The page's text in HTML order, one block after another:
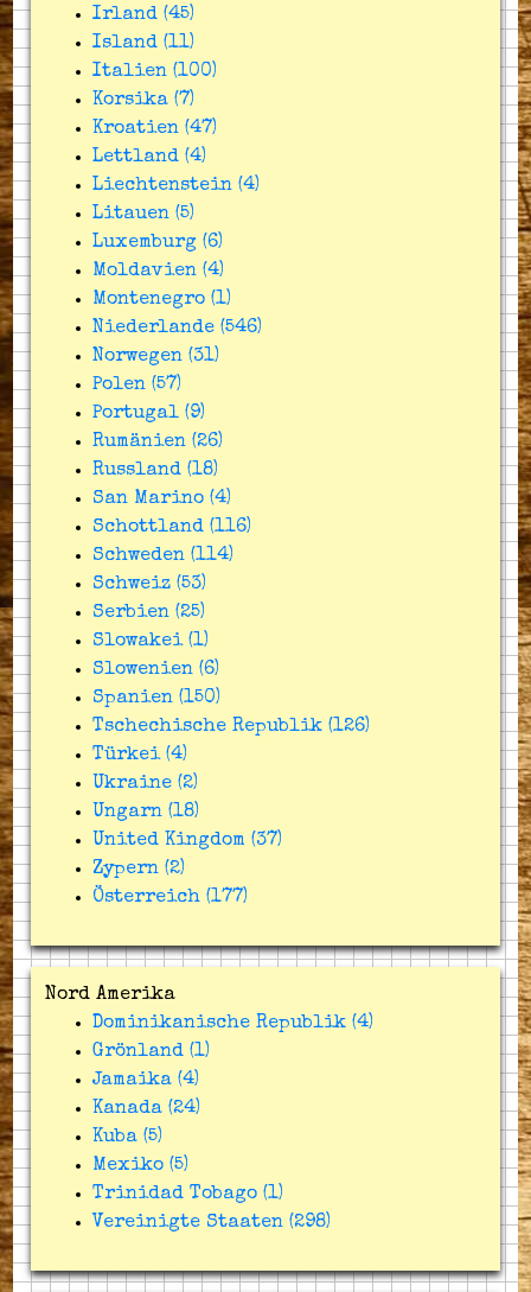
Irland (45)
Island (11)
Italien (100)
Korsika (7)
Kroatien (47)
Lettland (4)
Liechtenstein (4)
Litauen (5)
Luxemburg (6)
Moldavien (4)
Montenegro (1)
Niederlande (546)
Norwegen (31)
Polen (57)
Portugal (9)
Rumänien (26)
Russland (18)
San Marino (4)
Schottland (116)
Schweden (114)
Schweiz (53)
Serbien (25)
Slowakei (1)
Slowenien (6)
Spanien (150)
Tschechische Republik (126)
Türkei (4)
Ukraine (2)
Ungarn (18)
United Kingdom (37)
Zypern (2)
Österreich (177)
Nord Amerika
Dominikanische Republik (4)
Grönland (1)
Jamaika (4)
Kanada (24)
Kuba (5)
Mexiko (5)
Trinidad Tobago (1)
Vereinigte Staaten (298)